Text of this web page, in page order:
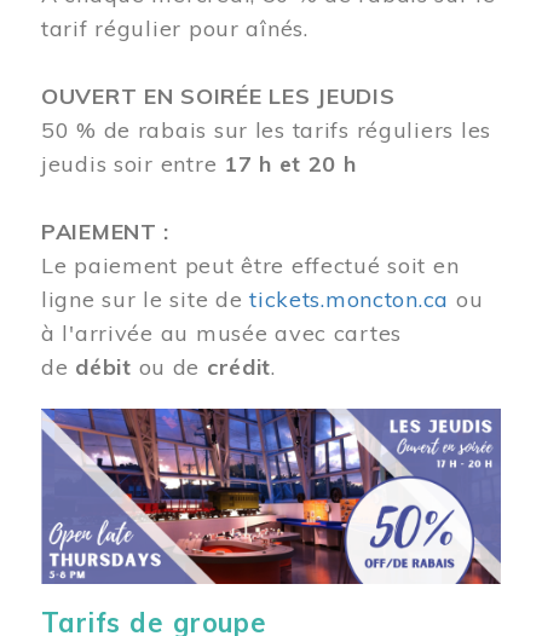
tarif régulier pour aînés.
OUVERT EN SOIRÉE LES JEUDIS
50 % de rabais sur les tarifs réguliers les
jeudis soir entre 17 h et 20 h
PAIEMENT :
Le paiement peut être effectué soit en
ligne sur le site detickets.moncton.ca ou
à l'arrivée au musée avec cartes
de débit ou de crédit.
Image
Tarifs de groupe